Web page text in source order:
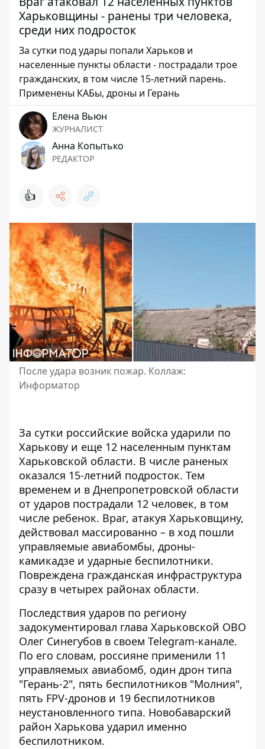
Харьковщины - ранены три человека,
среди них подросток
За сутки под удары попали Харьков и
населенные пункты области - пострадали трое
гражданских, в том числе 15-летний парень.
Применены КАБы, дроны и Герань
Елена Вьюн
ЖУРНАЛИСТ
Анна Копытько
РЕДАКТОР
👍
После удара возник пожар. Коллаж:
Информатор
За сутки российские войска ударили по
Харькову и еще 12 населенным пунктам
Харьковской области. В числе раненых
оказался 15-летний подросток. Тем
временем и в Днепропетровской области
от ударов пострадали 12 человек, в том
числе ребенок. Враг, атакуя Харьковщину,
действовал массированно – в ход пошли
управляемые авиабомбы, дроны-
камикадзе и ударные беспилотники.
Повреждена гражданская инфраструктура
сразу в четырех районах области.
Последствия ударов по региону
задокументировал глава Харьковской ОВО
Олег Синегубов в своем Telegram-канале.
По его словам, россияне применили 11
управляемых авиабомб, один дрон типа
"Герань-2", пять беспилотников "Молния",
пять FPV-дронов и 19 беспилотников
неустановленного типа. Новобаварский
район Харькова ударил именно
беспилотником.